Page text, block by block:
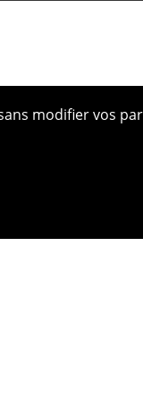
modifier vos